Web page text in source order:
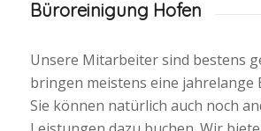
Büroreinigung Hofen
Unsere Mitarbeiter sind bestens
bringen meistens eine jahrelange
Sie können natürlich auch noch